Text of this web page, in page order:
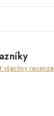
všechny recenze